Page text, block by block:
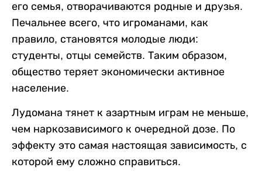
его семья, отворачиваются родные и друзья.
Печальнее всего, что игроманами, как
правило, становятся молодые люди:
студенты, отцы семейств. Таким образом,
общество теряет экономически активное
население.
Лудомана тянет к азартным играм не меньше,
чем наркозависимого к очередной дозе. По
эффекту это самая настоящая зависимость, с
которой ему сложно справиться.